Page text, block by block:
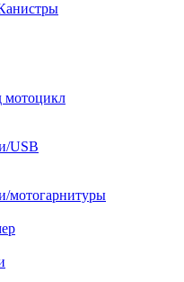
мотоцикл
USB
мотогарнитуры